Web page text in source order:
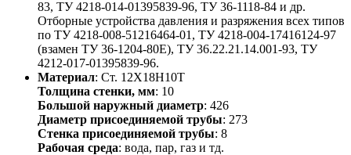
83, ТУ 4218-014-01395839-96, ТУ 36-1118-84 и др.
Отборные устройства давления и разряжения всех типов
по ТУ 4218-008-51216464-01, ТУ 4218-004-17416124-97
(взамен ТУ 36-1204-80Е), ТУ 36.22.21.14.001-93, ТУ
4212-017-01395839-96.
Материал: Ст. 12Х18Н10Т
Толщина стенки, мм: 10
Большой наружный диаметр: 426
Диаметр присоединяемой трубы: 273
Стенка присоединяемой трубы: 8
Рабочая среда: вода, пар, газ и тд.